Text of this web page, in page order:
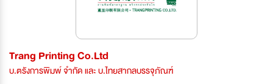
Trang Printing Co.Ltd
บ.ตรังการพิมพ์ จำกัด และ บ.ไทยสากลบรรจุภัณฑ์